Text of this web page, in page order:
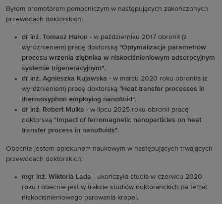
Byłem promotorem pomocniczym w następujących zakończonych
przewodach doktorskich:
dr inż. Tomasz Hałon - w październiku 2017 obronił (z
wyróżnieniem) pracę doktorską "Optymalizacja parametrów
procesu wrzenia ziębnika w niskociśnieniowym adsorpcyjnym
systemie trigeneracyjnym".
dr inż. Agnieszka Kujawska - w marcu 2020 roku obroniła (z
wyróżnieniem) pracę doktorską "Heat transfer processes in
thermosyphon employing nanofluid".
dr inż. Robert Mulka - w lipcu 2025 roku obronił pracę
doktorską " Impact of ferromagnetic nanoparticles on heat
transfer process in nanofluids".
Obecnie jestem opiekunem naukowym w następujących trwających
przewodach doktorskich:
mgr inż. Wiktoria Lada - ukończyła studia w czerwcu 2020
roku i obecnie jest w trakcie studiów doktoranckich na temat
niskociśnieniowego parowania kropel.